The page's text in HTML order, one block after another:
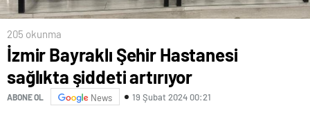
205 okunma
İzmir Bayraklı Şehir Hastanesi
sağlıkta şiddeti artırıyor
ABONE OL News 19 Şubat 2024 00:21